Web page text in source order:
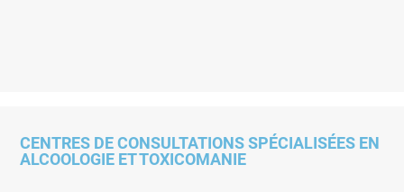
CENTRES DE CONSULTATIONS SPÉCIALISÉES EN
ALCOOLOGIE ET TOXICOMANIE